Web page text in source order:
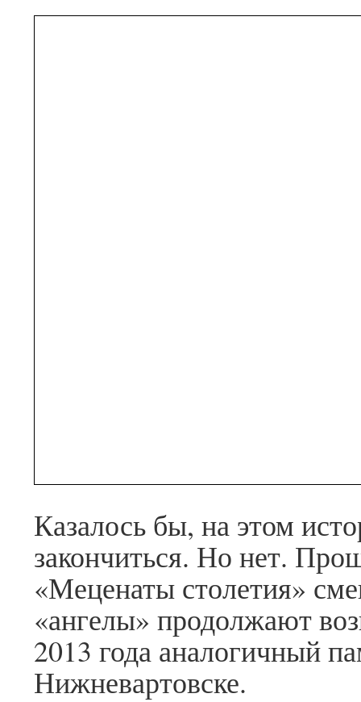
Казалось бы, на этом
закончиться. Но нет.
«Меценаты столетия»
«ангелы» продолжают
2013 года аналогичный
Нижневартовске.